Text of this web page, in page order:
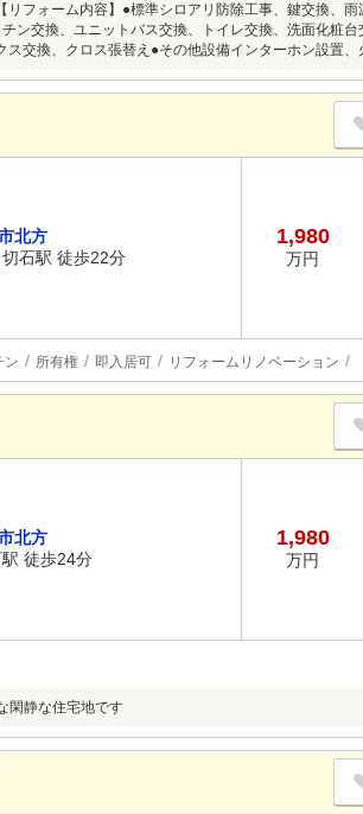
リフォーム内容】●標準シロアリ防除工事、鍵交換、
ン交換、ユニットバス交換、トイレ交換、洗面化粧
ス交換、クロス張替え●その他設備インターホン設置
北方
切石駅 徒歩22分
1,980
万円
ン 所有権 即入居可 リフォームリノベーション
北方
徒歩24分
1,980
万円
閑静な住宅地です